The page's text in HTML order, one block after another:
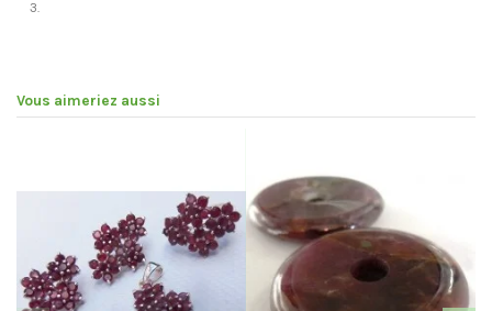
Vous aimeriez aussi